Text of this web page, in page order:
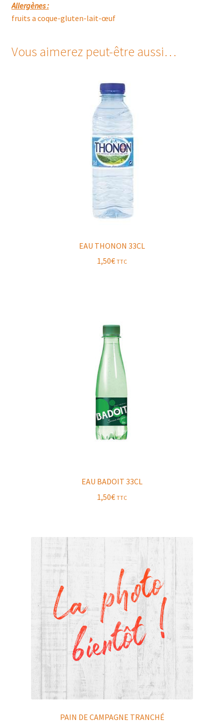
Allergènes :
fruits a coque-gluten-lait-œuf
Vous aimerez peut-être aussi…
EAU THONON 33CL
1,50€ TTC
EAU BADOIT 33CL
1,50€ TTC
PAIN DE CAMPAGNE TRANCHÉ